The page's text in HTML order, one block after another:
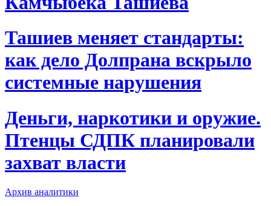
Ташиев меняет стандарты:
как дело Долпрана вскрыло
системные нарушения
Деньги, наркотики и оружие.
Птенцы СДПК планировали
захват власти
Архив аналитики